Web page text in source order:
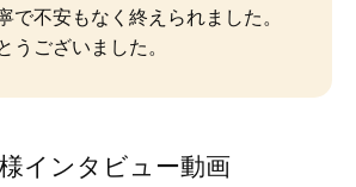
で不安もなく終えられました。
うございました。
インタビュー動画